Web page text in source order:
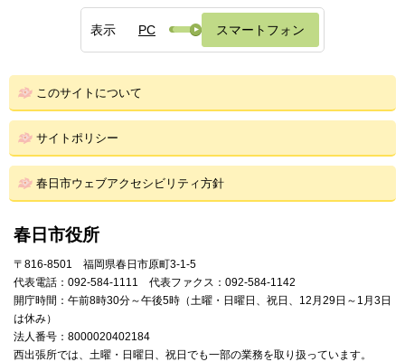
表示 PC スマートフォン
このサイトについて
サイトポリシー
春日市ウェブアクセシビリティ方針
春日市役所
〒816-8501 福岡県春日市原町3-1-5
代表電話：092-584-1111 代表ファクス：092-584-1142
開庁時間：午前8時30分～午後5時（土曜・日曜日、祝日、12月29日～1月3日
は休み）
法人番号：8000020402184
西出張所では、土曜・日曜日、祝日でも一部の業務を取り扱っています。